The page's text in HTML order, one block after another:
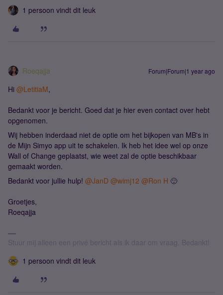
1 persoon vindt dit leuk
Roeqajja Forum|Forum|1 year ago
Hi ​ @LetitiaM,
Bedankt voor je bericht. Goed dat je hier even contact over hebt
opgenomen.
Wij hebben inderdaad niet de optie om het bijkopen van MB's in
de Mijn Simyo app uit te schakelen. Ik heb het idee wel op onze
Wall of Change geplaatst, wie weet zal de optie beschikbaar
gemaakt worden.
Bedankt voor jullie hulp! ​ @JanD @wimj12 @Ron H 🙂
Groetjes,
Roeqajja
Stuur mij alleen een privé bericht als ik daar om vraag. Bedankt!
1 persoon vindt dit leuk